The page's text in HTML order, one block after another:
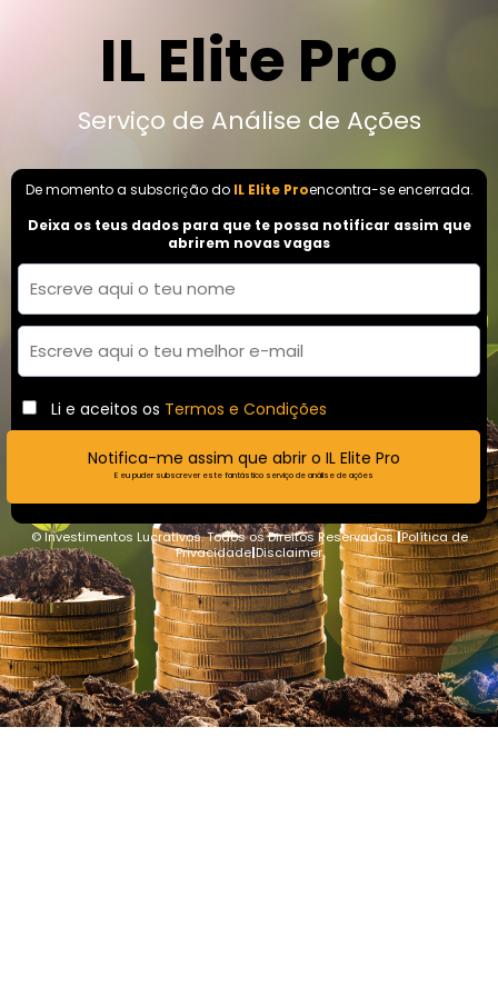
IL Elite Pro
Serviço de Análise de Ações
De momento a subscrição doIL Elite Proencontra-se encerrada.
Deixa os teus dados para que te possa notificar assim que
abrirem novas vagas
Li e aceitos os Termos e Condições
Notifica-me assim que abrir o IL Elite Pro
E eu puder subscrever este fantástico serviço de análise de ações
©Investimentos Lucrativos. Todos os Direitos Reservados|Política de
Privacidade|Disclaimer